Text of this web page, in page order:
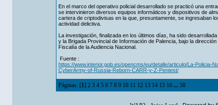
En el marco del operativo policial desarrollado se practicó una
se intervinieron diversos equipos informáticos y dispositivos de
cartera de criptodivisas en la que, presuntamente, se ingresaban
actividad delictiva.
La investigación, finalizada en los últimos días, ha sido
y la Brigada Provincial de Información de Palencia, bajo la
Fiscalía de la Audiencia Nacional.
Fuente :
https://www.interior.gob.es/opencms/eu/detalle/articulo/La-
CyberArmy-of-Russia-Reborn-CARR-y-Z-Pentest/
Páginas: [1] 2 3 4 5 6 7 8 9 10 11 12 13 14 15 16 ... 58